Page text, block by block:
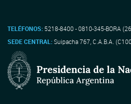
TELÉFONOS: 5218-8400 - 0810-345-BORA
SEDE CENTRAL:Suipacha 767, C.A.B.A.